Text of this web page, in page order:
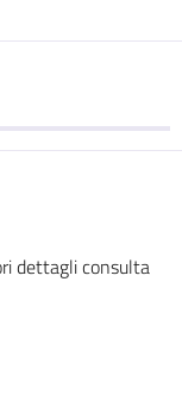
dettagli consulta